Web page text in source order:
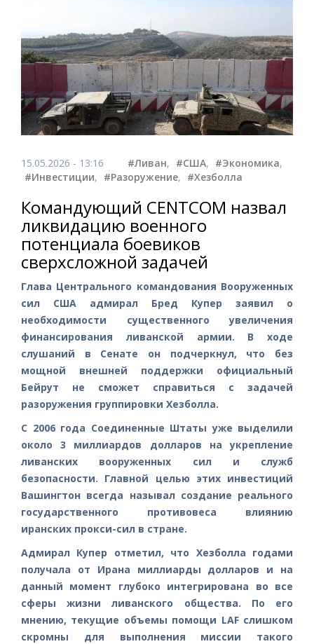
15.05.2026 - 13:16 #Ливан, #США, #Экономика,
#Инвестиции, #Разоружение, #Хезболла
Командующий CENTCOM назвал
ликвидацию военного
потенциала боевиков
сверхсложной задачей
Глава Центрального командования Вооруженных
сил США адмирал Бред Купер заявил о
необходимости существенного увеличения
финансирования ливанской армии. В ходе
слушаний в Сенате он подчеркнул, что без
мощной внешней поддержки официальный
Бейрут не сможет справиться с задачей
разоружения группировки Хезболла.
С 2006 года Соединенные Штаты уже выделили
около 3 миллиардов долларов на укрепление
ливанских вооруженных сил и служб
безопасности. Главной целью этих инвестиций
Вашингтон всегда называл создание реального
государственного противовеса влиянию
иранских прокси-сил в стране.
Адмирал Купер отметил, что Хезболла годами
получала от Ирана миллиарды долларов и на
данный момент глубоко интегрирована во все
сферы жизни ливанского общества. По его
мнению, текущие объемы помощи LAF слишком
скромны для выполнения миссии такого